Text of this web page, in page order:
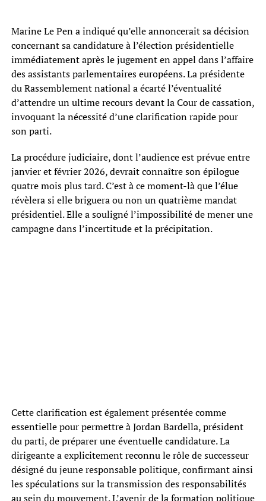
Marine Le Pen a indiqué qu’elle annoncerait sa décision
concernant sa candidature à l’élection présidentielle
immédiatement après le jugement en appel dans l’affaire
des assistants parlementaires européens. La présidente
du Rassemblement national a écarté l’éventualité
d’attendre un ultime recours devant la Cour de cassation,
invoquant la nécessité d’une clarification rapide pour
son parti.
La procédure judiciaire, dont l’audience est prévue entre
janvier et février 2026, devrait connaître son épilogue
quatre mois plus tard. C’est à ce moment-là que l’élue
révèlera si elle briguera ou non un quatrième mandat
présidentiel. Elle a souligné l’impossibilité de mener une
campagne dans l’incertitude et la précipitation.
Cette clarification est également présentée comme
essentielle pour permettre à Jordan Bardella, président
du parti, de préparer une éventuelle candidature. La
dirigeante a explicitement reconnu le rôle de successeur
désigné du jeune responsable politique, confirmant ainsi
les spéculations sur la transmission des responsabilités
au sein du mouvement. L’avenir de la formation politique